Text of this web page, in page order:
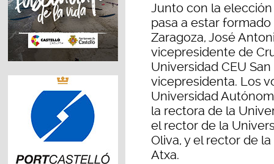
Junto con la
pasa a estar
Zaragoza, José
vicepresidente de
Universidad CEU
vicepresidenta. Los
Universidad
la rectora de la
el rector de la
Oliva, y el rector de
Atxa.